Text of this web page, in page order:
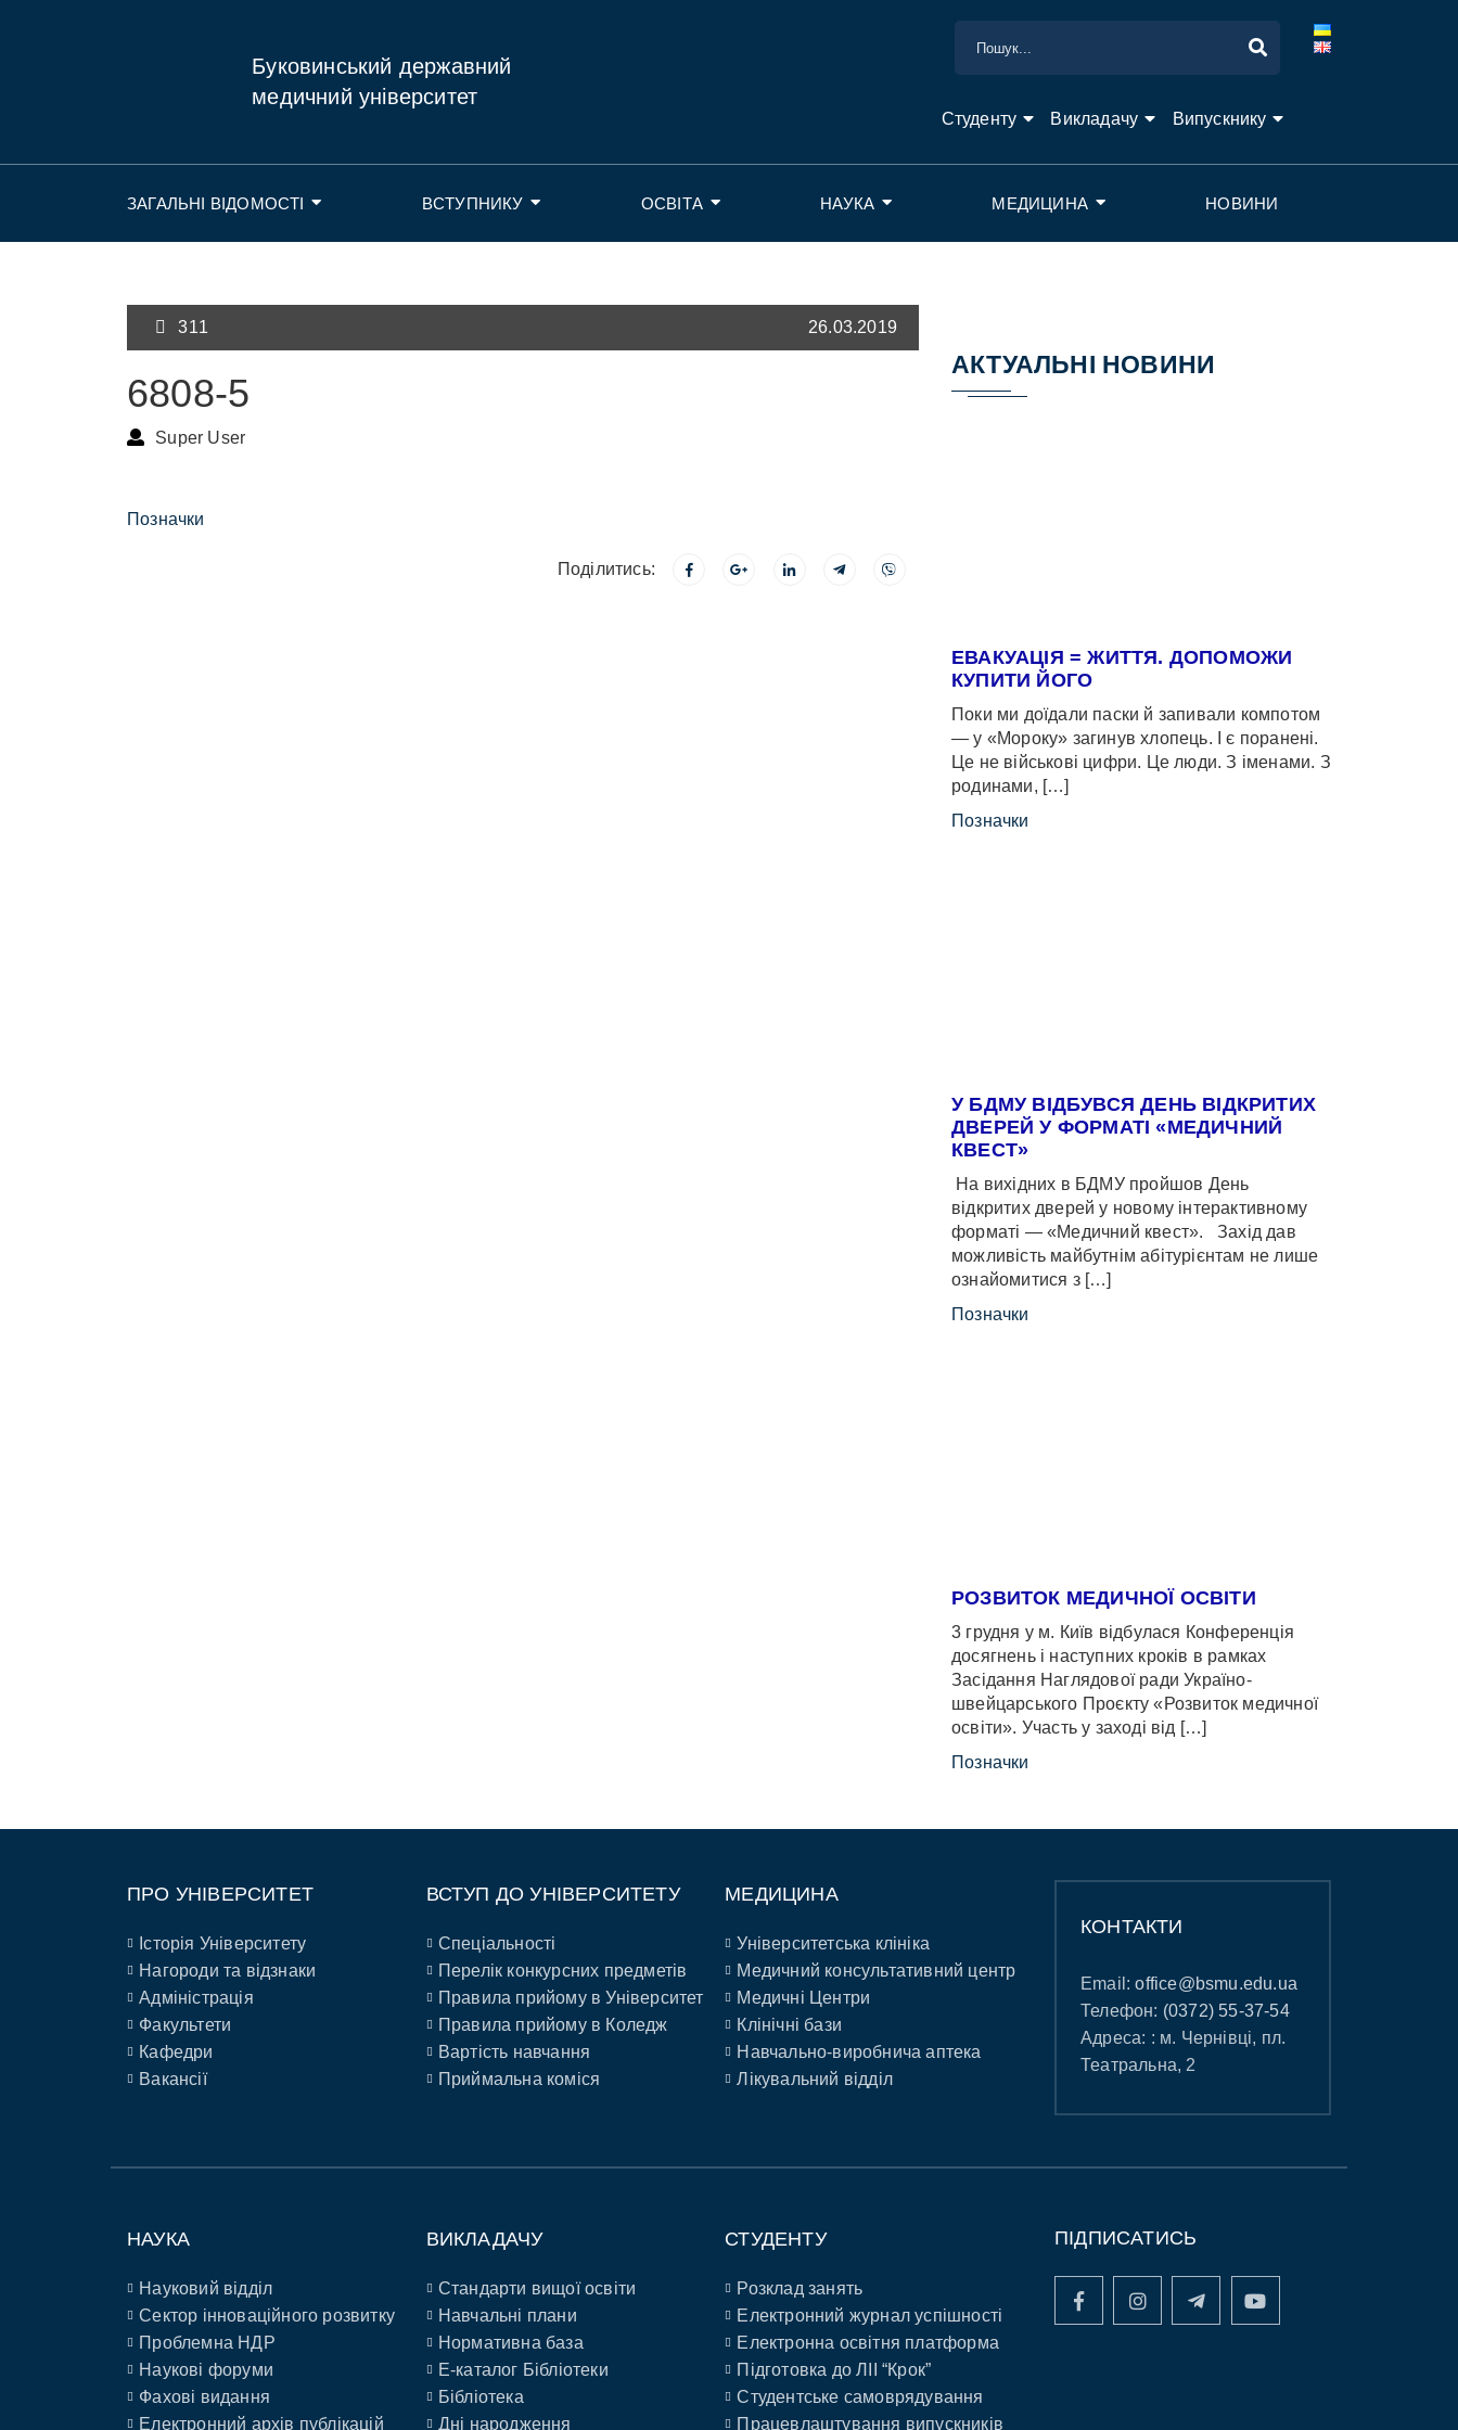
Буковинський державний
медичний університет
Студенту Викладачу Випускнику
ЗАГАЛЬНІ ВІДОМОСТІ ВСТУПНИКУ ОСВІТА НАУКА МЕДИЦИНА НОВИНИ
311 26.03.2019
6808-5
Super User
Позначки
Поділитись:
АКТУАЛЬНІ НОВИНИ
ЕВАКУАЦІЯ = ЖИТТЯ. ДОПОМОЖИ
КУПИТИ ЙОГО
Поки ми доїдали паски й запивали компотом
— у «Мороку» загинув хлопець. І є поранені.
Це не військові цифри. Це люди. З іменами. З
родинами, […]
Позначки
У БДМУ ВІДБУВСЯ ДЕНЬ ВІДКРИТИХ
ДВЕРЕЙ У ФОРМАТІ «МЕДИЧНИЙ
КВЕСТ»
На вихідних в БДМУ пройшов День
відкритих дверей у новому інтерактивному
форматі — «Медичний квест». Захід дав
можливість майбутнім абітурієнтам не лише
ознайомитися з […]
Позначки
РОЗВИТОК МЕДИЧНОЇ ОСВІТИ
3 грудня у м. Київ відбулася Конференція
досягнень і наступних кроків в рамках
Засідання Наглядової ради Україно-
швейцарського Проєкту «Розвиток медичної
освіти». Участь у заході від […]
Позначки
ПРО УНІВЕРСИТЕТ
Історія Університету
Нагороди та відзнаки
Адміністрація
Факультети
Кафедри
Вакансії
ВСТУП ДО УНІВЕРСИТЕТУ
Спеціальності
Перелік конкурсних предметів
Правила прийому в Університет
Правила прийому в Коледж
Вартість навчання
Приймальна коміся
МЕДИЦИНА
Університетська клініка
Медичний консультативний центр
Медичні Центри
Клінічні бази
Навчально-виробнича аптека
Лікувальний відділ
КОНТАКТИ
Email:office@bsmu.edu.ua
Телефон: (0372) 55-37-54
Адреса: : м. Чернівці, пл.
Театральна, 2
НАУКА
Науковий відділ
Сектор інноваційного розвитку
Проблемна НДР
Наукові форуми
Фахові видання
Електронний архів публікацій
ВИКЛАДАЧУ
Стандарти вищої освіти
Навчальні плани
Нормативна база
E-каталог Бібліотеки
Бібліотека
Дні народження
СТУДЕНТУ
Розклад занять
Електронний журнал успішності
Електронна освітня платформа
Підготовка до ЛІІ “Крок”
Студентське самоврядування
Працевлаштування випускників
ПІДПИСАТИСЬ